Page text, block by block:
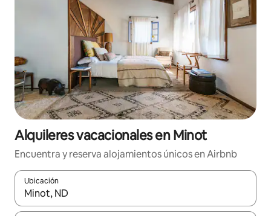
Alquileres vacacionales en Minot
Encuentra y reserva alojamientos únicos en Airbnb
Ubicación
Cuando los resultados estén disponibles, navega con las